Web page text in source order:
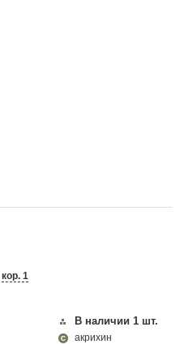
1
В наличии 1 шт.
акрихин